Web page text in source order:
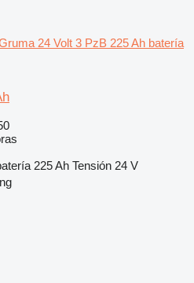
24 Volt 3 PzB 225 Ah batería
225 Ah Tensión 24 V